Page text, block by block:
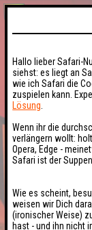
Hallo lieber Safari-
siehst: es liegt an
wie ich Safari die
zuspielen kann.
Lösung
Wenn ihr die
verlängern wollt:
Opera, Edge -
Safari ist der
Wie es scheint,
weisen wir Dich
(ironischer Weise)
hast - und ihn nicht